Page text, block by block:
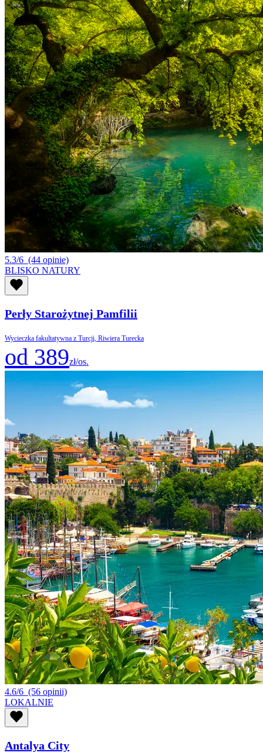
5.3/6 (44 opinie)
BLISKO NATURY
Perły Starożytnej Pamfilii
Wycieczka fakultatywna z Turcji, Riwiera Turecka
od 389zł/os.
4.6/6 (56 opinii)
LOKALNIE
Antalya City